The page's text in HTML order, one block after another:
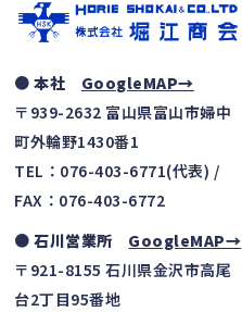
● 本社 GoogleMAP→
〒939-2632 富山県富山市婦中
町外輪野1430番1
TEL：076-403-6771(代表) /
FAX：076-403-6772
● 石川営業所 GoogleMAP→
〒921-8155 石川県金沢市高尾
台2丁目95番地